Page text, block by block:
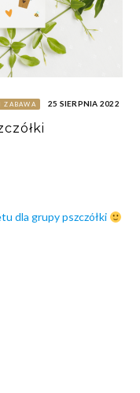
ZABAWA 25 SIERPNIA 2022
dla grupy pszczółki